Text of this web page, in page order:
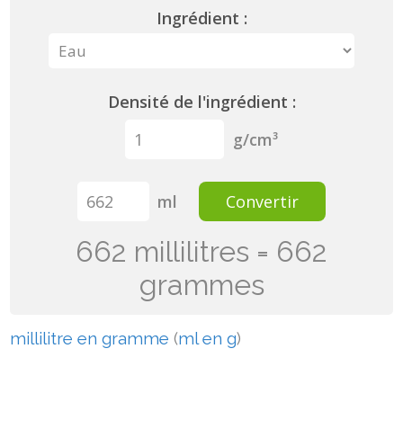
Ingrédient :
Densité de l'ingrédient :
g/cm³
ml Convertir
662 millilitres = 662
grammes
millilitre en gramme (ml en g)